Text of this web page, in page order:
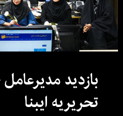
بازدید
تحریریه ایبنا